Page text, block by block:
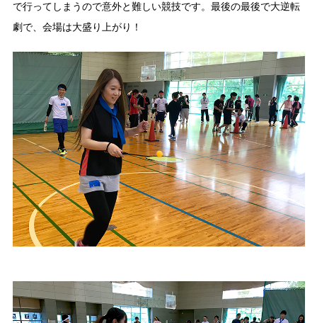
で行ってしまうので意外と難しい競技です。最後の最後で大逆転
劇で、会場は大盛り上がり！